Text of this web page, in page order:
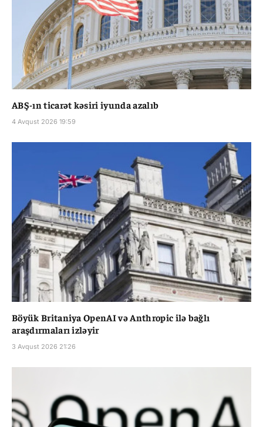
ABŞ-ın ticarət kəsiri iyunda azalıb
4 Avqust 2026 19:59
Böyük Britaniya OpenAI və Anthropic ilə bağlı
araşdırmaları izləyir
3 Avqust 2026 21:26